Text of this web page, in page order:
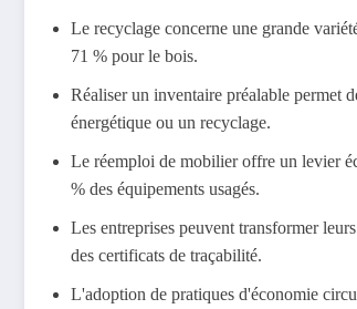
Le recyclage concerne une grande
71 % pour le bois.
Réaliser un inventaire préalable permet
énergétique ou un recyclage.
Le réemploi de mobilier offre un levier
% des équipements usagés.
Les entreprises peuvent transformer
des certificats de traçabilité.
L'adoption de pratiques d'économie